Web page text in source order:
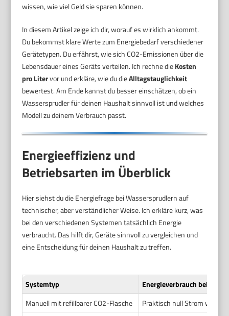
wissen, wie viel Geld sie sparen können.
In diesem Artikel zeige ich dir, worauf es wirklich ankommt.
Du bekommst klare Werte zum Energiebedarf verschiedener
Gerätetypen. Du erfährst, wie sich CO2-Emissionen über die
Lebensdauer eines Geräts verteilen. Ich rechne dieKosten
pro Litervor und erkläre, wie du dieAlltagstauglichkeit
bewertest. Am Ende kannst du besser einschätzen, ob ein
Wassersprudler für deinen Haushalt sinnvoll ist und welches
Modell zu deinem Verbrauch passt.
Energieeffizienz und
Betriebsarten im Überblick
Hier siehst du die Energiefrage bei Wassersprudlern auf
technischer, aber verständlicher Weise. Ich erkläre kurz, was
bei den verschiedenen Systemen tatsächlich Energie
verbraucht. Das hilft dir, Geräte sinnvoll zu vergleichen und
eine Entscheidung für deinen Haushalt zu treffen.
Systemtyp
Energieverbrauch bei
Manuell mit refillbarer CO2-Flasche
Praktisch null Strom